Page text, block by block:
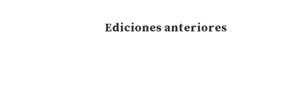
Ediciones anteriores